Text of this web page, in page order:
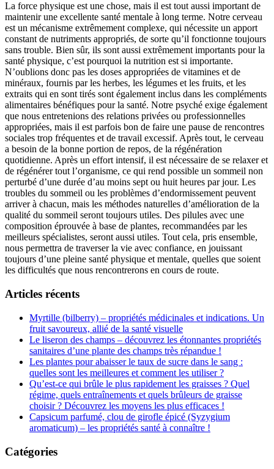
La force physique est une chose, mais il est tout aussi important de
maintenir une excellente santé mentale à long terme. Notre cerveau
est un mécanisme extrêmement complexe, qui nécessite un apport
constant de nutriments appropriés, de sorte qu’il fonctionne toujours
sans trouble. Bien sûr, ils sont aussi extrêmement importants pour la
santé physique, c’est pourquoi la nutrition est si importante.
N’oublions donc pas les doses appropriées de vitamines et de
minéraux, fournis par les herbes, les légumes et les fruits, et les
extraits qui en sont tirés sont également inclus dans les compléments
alimentaires bénéfiques pour la santé. Notre psyché exige également
que nous entretenions des relations privées ou professionnelles
appropriées, mais il est parfois bon de faire une pause de rencontres
sociales trop fréquentes et de travail excessif. Après tout, le cerveau
a besoin de la bonne portion de repos, de la régénération
quotidienne. Après un effort intensif, il est nécessaire de se relaxer et
de régénérer tout l’organisme, ce qui rend possible un sommeil non
perturbé d’une durée d’au moins sept ou huit heures par jour. Les
troubles du sommeil ou les problèmes d’endormissement peuvent
arriver à chacun, mais les méthodes naturelles d’amélioration de la
qualité du sommeil seront toujours utiles. Des pilules avec une
composition éprouvée à base de plantes, recommandées par les
meilleurs spécialistes, seront aussi utiles. Tout cela, pris ensemble,
nous permettra de traverser la vie avec confiance, en jouissant
toujours d’une pleine santé physique et mentale, quelles que soient
les difficultés que nous rencontrerons en cours de route.
Articles récents
Myrtille (bilberry) – propriétés médicinales et indications. Un
fruit savoureux, allié de la santé visuelle
Le liseron des champs – découvrez les étonnantes propriétés
sanitaires d’une plante des champs très répandue !
Les plantes pour abaisser le taux de sucre dans le sang :
quelles sont les meilleures et comment les utiliser ?
Qu’est-ce qui brûle le plus rapidement les graisses ? Quel
régime, quels entraînements et quels brûleurs de graisse
choisir ? Découvrez les moyens les plus efficaces !
Capsicum parfumé, clou de girofle épicé (Syzygium
aromaticum) – les propriétés santé à connaître !
Catégories